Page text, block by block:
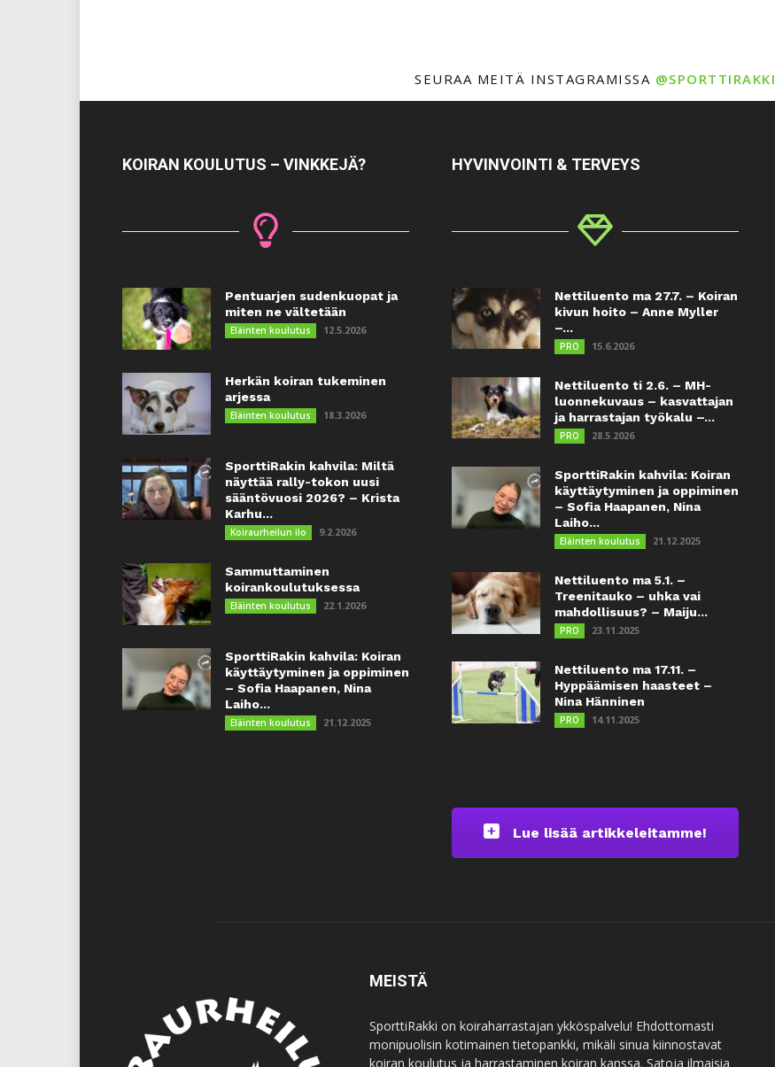
SEURAA MEITÄ INSTAGRAMISSA @SPORTTIRAKKI
KOIRAN KOULUTUS – VINKKEJÄ?
Pentuarjen sudenkuopat ja
miten ne vältetään
Eläinten koulutus 12.5.2026
Herkän koiran tukeminen
arjessa
Eläinten koulutus 18.3.2026
SporttiRakin kahvila: Miltä
näyttää rally-tokon uusi
sääntövuosi 2026? – Krista
Karhu...
Koiraurheilun ilo 9.2.2026
Sammuttaminen
koirankoulutuksessa
Eläinten koulutus 22.1.2026
SporttiRakin kahvila: Koiran
käyttäytyminen ja oppiminen
– Sofia Haapanen, Nina
Laiho...
Eläinten koulutus 21.12.2025
HYVINVOINTI & TERVEYS
Nettiluento ma 27.7. – Koiran
kivun hoito – Anne Myller
–...
PRO 15.6.2026
Nettiluento ti 2.6. – MH-
luonnekuvaus – kasvattajan
ja harrastajan työkalu –...
PRO 28.5.2026
SporttiRakin kahvila: Koiran
käyttäytyminen ja oppiminen
– Sofia Haapanen, Nina
Laiho...
Eläinten koulutus 21.12.2025
Nettiluento ma 5.1. –
Treenitauko – uhka vai
mahdollisuus? – Maiju...
PRO 23.11.2025
Nettiluento ma 17.11. –
Hyppäämisen haasteet –
Nina Hänninen
PRO 14.11.2025
Lue lisää artikkeleitamme!
MEISTÄ
SporttiRakki on koiraharrastajan ykköspalvelu! Ehdottomasti
monipuolisin kotimainen tietopankki, mikäli sinua kiinnostavat
koiran koulutus ja harrastaminen koiran kanssa. Satoja ilmaisia